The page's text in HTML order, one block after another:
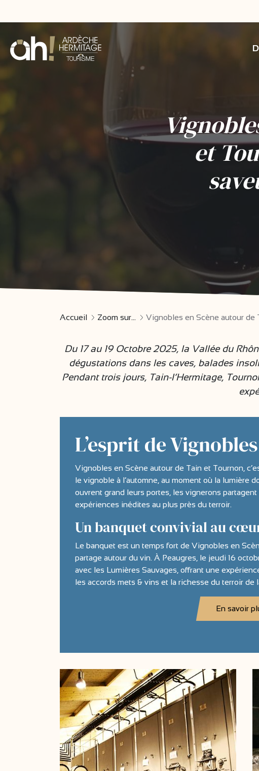
et
Accueil Zoom sur... Vignobles en Scène autour de
Du 17 au 19 Octobre 2025, la Vallée du
dégustations dans les caves, balades
Pendant trois jours, Tain-l’Hermitage,
L’esprit de
Vignobles en Scène autour de Tain et Tournon,
le vignoble à l’automne, au moment où la lumière
ouvrent grand leurs portes, les vignerons
expériences inédites au plus près du terroir.
Un banquet convivial au
Le banquet est un temps fort de Vignobles en
partage autour du vin. À Peaugres, le jeudi 16
avec les Lumières Sauvages, offrant une
les accords mets & vins et la richesse du terroir de
En savoir